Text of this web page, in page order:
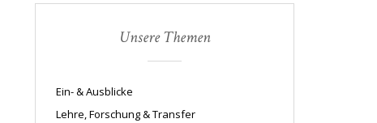
Unsere Themen
Ein- & Ausblicke
Lehre, Forschung & Transfer